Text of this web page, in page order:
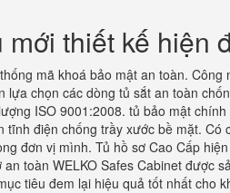
thiết kế hiện
mã khoá bảo mật an toàn.
chọn các dòng tủ sắt an toàn
ISO 9001:2008. tủ bảo mật
điện chống trầy xước bề mặt.
đơn vị mình. Tủ hồ sơ Cao Cấp
toàn WELKO Safes Cabinet được
tiêu đem lại hiệu quả tốt nhất cho